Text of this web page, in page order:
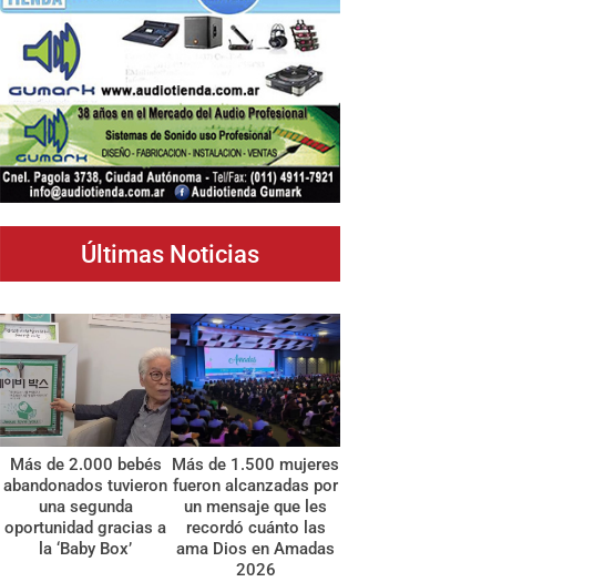
Últimas Noticias
Más de 2.000 bebés
abandonados tuvieron
una segunda
oportunidad gracias a
la ‘Baby Box’
Más de 1.500 mujeres
fueron alcanzadas por
un mensaje que les
recordó cuánto las
ama Dios en Amadas
2026